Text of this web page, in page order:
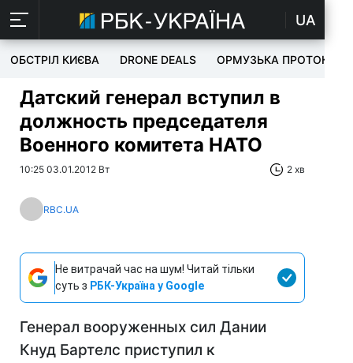
UA
ОБСТРІЛ КИЄВА DRONE DEALS ОРМУЗЬКА ПРОТОКА
Датский генерал вступил в
должность председателя
Военного комитета НАТО
10:25 03.01.2012 Вт 2 хв
RBC.UA
Не витрачай час на шум! Читай тільки
суть з РБК-Україна у Google
Генерал вооруженных сил Дании
Кнуд Бартелс приступил к